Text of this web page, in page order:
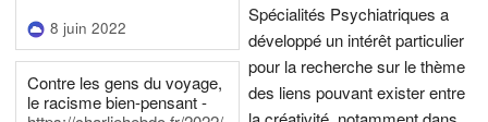
8 juin 2022
Contre les gens du voyage,
le racisme bien-pensant -
Spécialités Psychiatriques a
développé un intérêt particulier
pour la recherche sur le thème
des liens pouvant exister entre